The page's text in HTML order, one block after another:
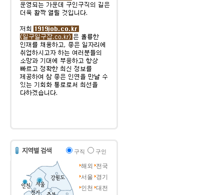
구직 구인
해외
전국
서울 경기
인천 대전